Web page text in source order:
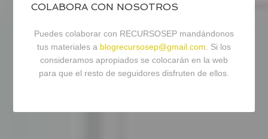
COLABORA CON NOSOTROS
Puedes colaborar con RECURSOSEP mandándonos
tus materiales a blogrecursosep@gmail.com . Si los
consideramos apropiados se colocarán en la web
para que el resto de seguidores disfruten de ellos.